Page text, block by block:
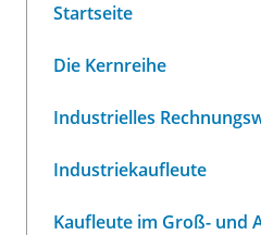
Startseite
Die Kernreihe
Industrielles
Industriekaufleute
Kaufleute im Groß- und